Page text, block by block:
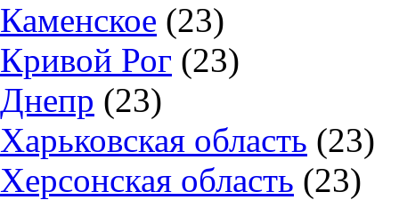
Каменское (23)
Кривой Рог (23)
Днепр (23)
Харьковская область (23)
Херсонская область (23)